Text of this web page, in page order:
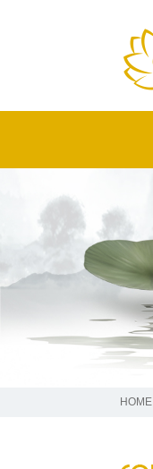
HOME